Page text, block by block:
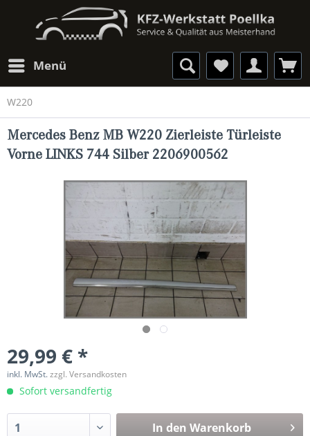
Menü
W220
Mercedes Benz MB W220 Zierleiste Türleiste
Vorne LINKS 744 Silber 2206900562
29,99 € *
inkl. MwSt.zzgl. Versandkosten
Sofort versandfertig
In den Warenkorb